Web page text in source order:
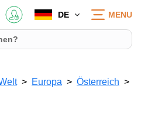
DE MENU
Europa Österreich